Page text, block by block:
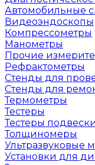
Автомобильные
Видеоэндоскопы
Компрессометры
Манометры
Прочие
Рефрактометры
Стенды для
Стенды для
Термометры
Тестеры
Тестеры подвески
Толщиномеры
Ультразвуковые
Установки для